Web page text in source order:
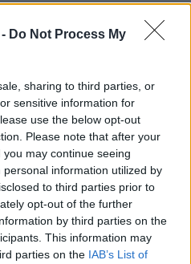
Do Not Process My
sharing to third parties, or
sensitive information for
use the below opt-out
Please note that after your
may continue seeing
information utilized by
to third parties prior to
opt-out of the further
by third parties on the
This information may
parties on the IAB’s List of
e liquidazione.
spostare risorse verso
KPIun penetration test
con attestazione possono
fondamentali
delle alternative
scelte, elementi spesso